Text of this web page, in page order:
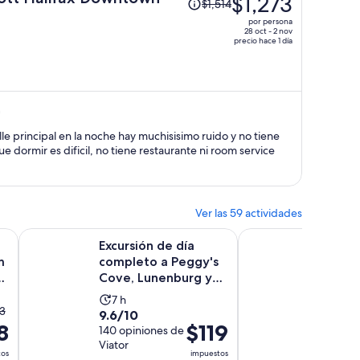
precio
ahora
de
$1,273
$1,514
por persona
28 oct - 2 nov
precio hace 1 día
principal en la noche hay muchisisimo ruido y no tiene
dormir es dificil, no tiene restaurante ni room service
Ver las 59 actividades
Halifax: Peggy's Cove, Ciudadela y cemen... Se abrirá en
Excursión de día
completo a Peggy's
Cove, Lunenburg y
Titanic Cemetery
La
actividad
dura
7
7 h
9.6
de
10
9.6/10
140 opiniones de
Viator
El
precio
$119
impuestos
Excursión de día completo a Peggy's Cove, Lunenburg y
Halifax: recorrido